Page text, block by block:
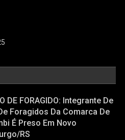
DE FORAGIDO: Integrante De
Foragidos Da Comarca De
É Preso Em Novo
RS